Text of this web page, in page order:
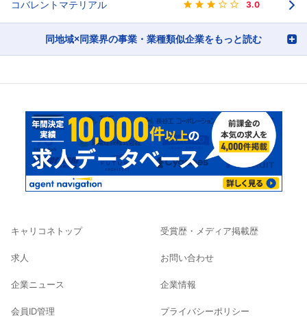
コバレントマテリアル 3.0
同地域×同業界の事業・業種類似企業をもっと読む
キャリコネトップ
求人
企業ニュース
会員ID管理
受賞歴・メディア掲載歴
お問い合わせ
企業情報
プライバシーポリシー